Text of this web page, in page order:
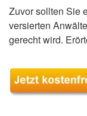
Zuvor sollten Sie
versierten
gerecht wird.